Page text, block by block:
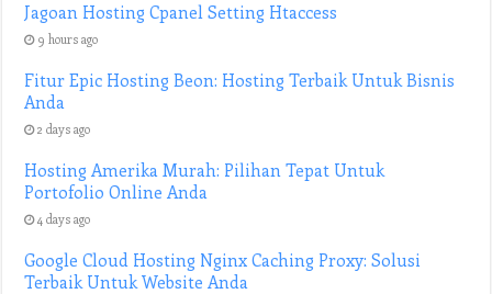
Jagoan Hosting Cpanel Setting Htaccess
9 hours ago
Fitur Epic Hosting Beon: Hosting Terbaik Untuk Bisnis
Anda
2 days ago
Hosting Amerika Murah: Pilihan Tepat Untuk
Portofolio Online Anda
4 days ago
Google Cloud Hosting Nginx Caching Proxy: Solusi
Terbaik Untuk Website Anda